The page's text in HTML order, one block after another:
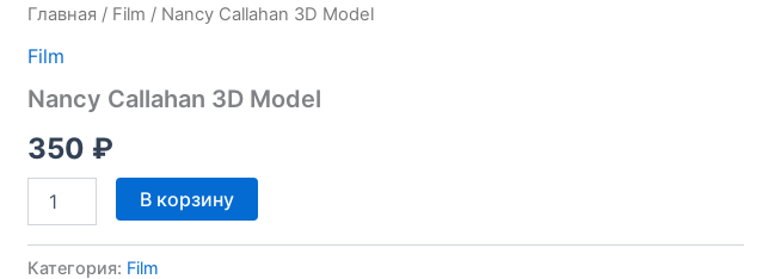
Главная / Film / Nancy Callahan 3D Model
Film
Nancy Callahan 3D Model
350 ₽
Количество
товара
Callahan
В корзину
Категория: Film